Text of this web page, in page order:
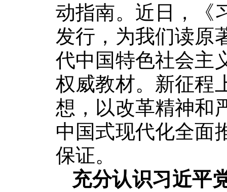
动指南。近日，《
发行，为我们读原
代中国特色社会主
权威教材。新征程
想，以改革精神和
中国式现代化全面
保证。
充分认识习近平